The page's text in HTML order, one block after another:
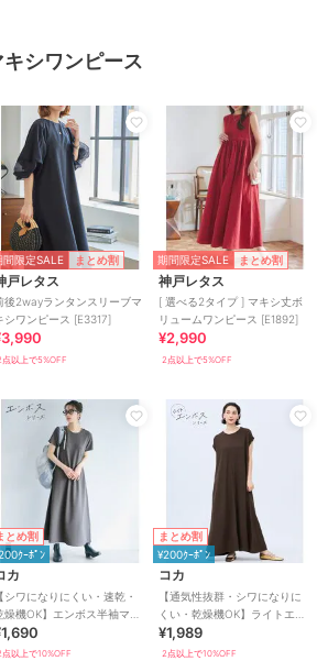
シワンピース
間限定SALE まとめ割
戸レタス
後2wayランタンスリーブマ
シワンピース [E3317]
点以上で5%OFF
期間限定SALE まとめ割
神戸レタス
[ 選べる2タイプ ] マキシ丈ボ
リュームワンピース [E1892]
¥2,990
2点以上で5%OFF
とめ割
ｸｰﾎﾟﾝ
カ
【シワになりにくい・速乾・
燥機OK】エンボス半袖マキ
ワンピース 全4色
点以上で10%OFF
まとめ割
¥200ｸｰﾎﾟﾝ
コカ
【通気性抜群・シワになりに
くい・乾燥機OK】ライトエン
ボスマキシロールアップワン
ピース 全3色
¥1,989
2点以上で10%OFF